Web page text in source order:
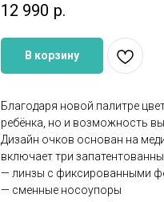
12 990 р.
В корзину
Благодаря новой палитре
ребёнка, но и возможность
Дизайн очков основан на
включает три
— линзы с фиксированными
— сменные носоупоры